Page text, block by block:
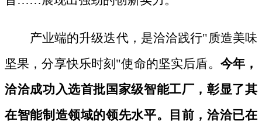
产业端的升级迭代，是洽洽践行"质造美味
坚果，分享快乐时刻"使命的坚实后盾。 今年，
洽洽成功入选首批国家级智能工厂，彰显了其
在智能制造领域的领先水平。目前，洽洽已在